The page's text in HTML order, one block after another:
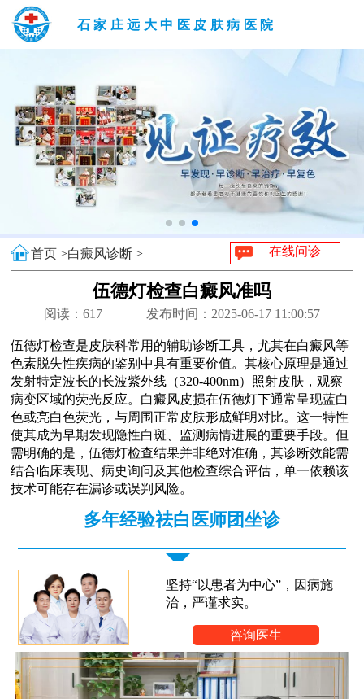
石家庄远大中医皮肤病医院
首页 >白癜风诊断 > 在线问诊
伍德灯检查白癜风准吗
阅读： 617 发布时间：2025-06-17 11:00:57
伍德灯检查是皮肤科常用的辅助诊断工具，尤其在白癜风等
色素脱失性疾病的鉴别中具有重要价值。其核心原理是通过
发射特定波长的长波紫外线（320-400nm）照射皮肤，观察
病变区域的荧光反应。白癜风皮损在伍德灯下通常呈现蓝白
色或亮白色荧光，与周围正常皮肤形成鲜明对比。这一特性
使其成为早期发现隐性白斑、监测病情进展的重要手段。但
需明确的是，伍德灯检查结果并非绝对准确，其诊断效能需
结合临床表现、病史询问及其他检查综合评估，单一依赖该
技术可能存在漏诊或误判风险。
多年经验祛白医师团坐诊
坚持“以患者为中心”，因病施
治，严谨求实。
咨询医生